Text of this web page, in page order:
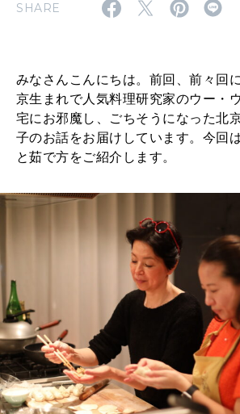
2026年9月号「北海道 おいしく遊ぶ、
2026年7月号「鎌倉 ローカルが 教えてくれ
2026年6月号「大銀座 トレンドが生まれる
2026年4月号「未来をつくる、学び
2026年3月号「スイーツ予想図
2026年2月号「良運を掴む 新・
2026年1月号「猫がいれば、
2025年12月号「お酒の新常
MAGAZINE
SHARE
みなさんこんにちは。前回、前々回
京生まれで人気料理研究家のウー・
宅にお邪魔し、ごちそうになった北
子のお話をお届けしています。今回
と茹で方をご紹介します。